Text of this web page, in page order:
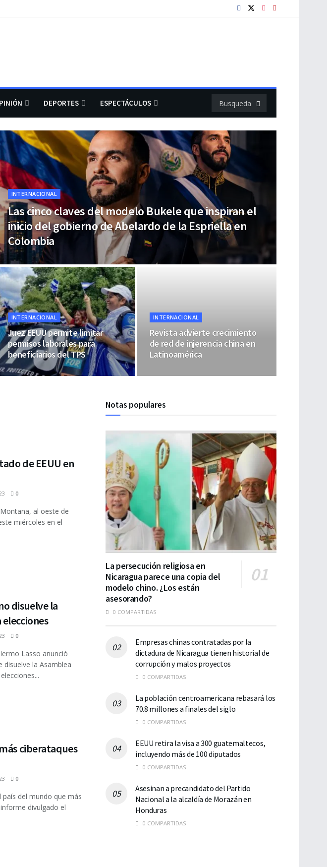
DEPORTES ESPECTÁCULOS
INTERNACIONAL
Las cinco claves del modelo Bukele que inspiran el
inicio del gobierno de Abelardo de la Espriella en
Colombia
INTERNACIONAL
Juez EEUU permite limitar
permisos laborales para
beneficiarios del TPS
INTERNACIONAL
Revista advierte crecimiento
de red de injerencia china en
Latinoamérica
de EEUU en
0
al oeste de
miércoles en el
disuelve la
0
Lasso anunció
disuelve la Asamblea
ciberataques
0
del mundo que más
divulgado el
Notas populares
La persecución religiosa en
Nicaragua parece una copia del
modelo chino. ¿Los están
asesorando?
0 COMPARTIDAS
Empresas chinas contratadas por la
dictadura de Nicaragua tienen historial de
corrupción y malos proyectos
0 COMPARTIDAS
La población centroamericana rebasará los
70.8 millones a finales del siglo
0 COMPARTIDAS
EEUU retira la visa a 300 guatemaltecos,
incluyendo más de 100 diputados
0 COMPARTIDAS
Asesinan a precandidato del Partido
Nacional a la alcaldía de Morazán en
Honduras
0 COMPARTIDAS